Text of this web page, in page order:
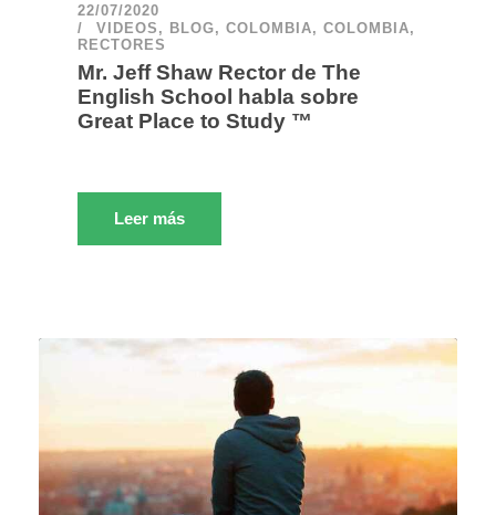
22/07/2020
VIDEOS , BLOG, COLOMBIA, COLOMBIA,
RECTORES
Mr. Jeff Shaw Rector de The
English School habla sobre
Great Place to Study ™
Leer más